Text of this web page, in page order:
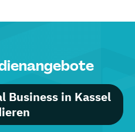
Business in Kassel